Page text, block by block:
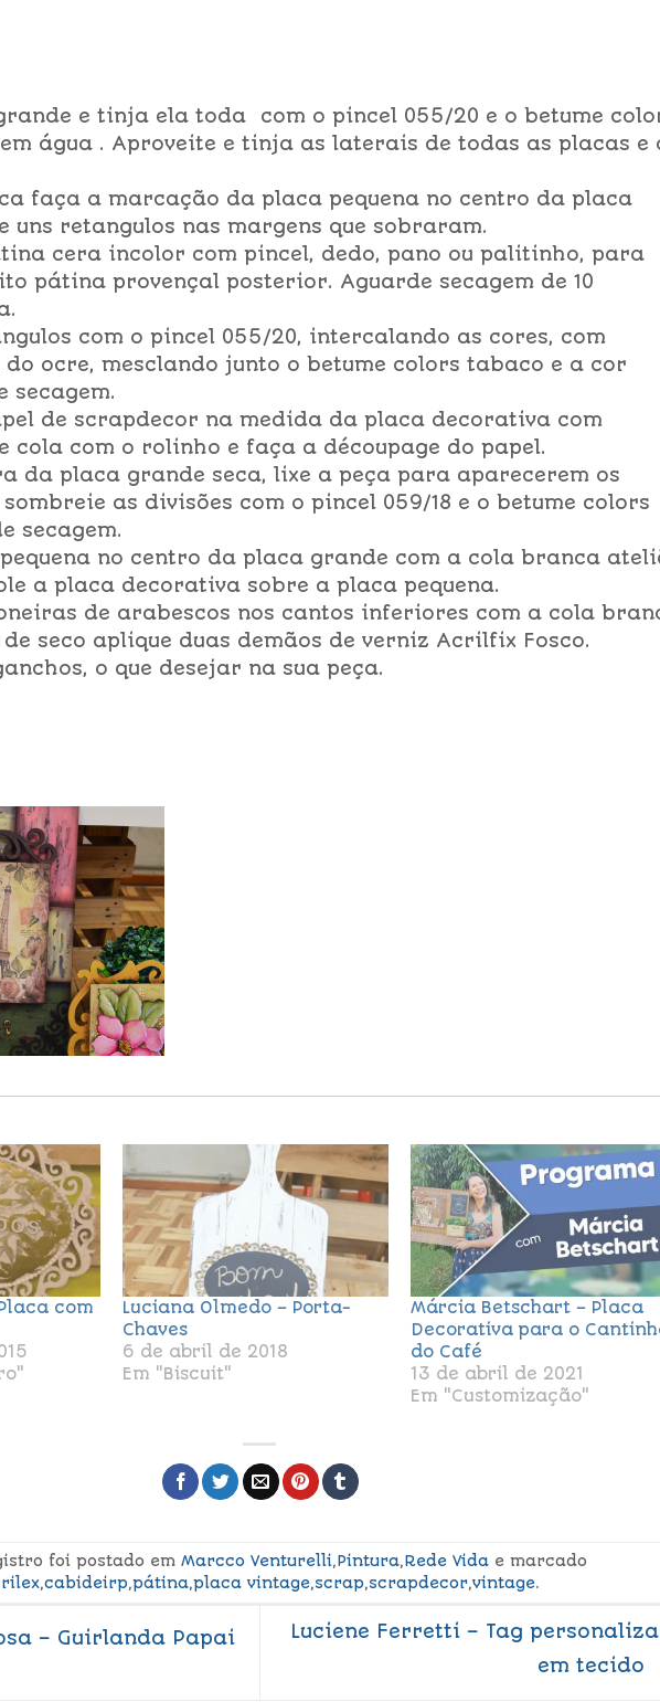
e tinja ela toda com o pincel 055/20 e o betume
água . Aproveite e tinja as laterais de todas as placas e
faça a marcação da placa pequena no centro da placa
uns retangulos nas margens que sobraram.
cera incolor com pincel, dedo, pano ou palitinho, para
pátina provençal posterior. Aguarde secagem de 10
com o pincel 055/20, intercalando as cores, com
ocre, mesclando junto o betume colors tabaco e a cor
secagem.
de scrapdecor na medida da placa decorativa com
cola com o rolinho e faça a découpage do papel.
da placa grande seca, lixe a peça para aparecerem os
as divisões com o pincel 059/18 e o betume colors
secagem.
no centro da placa grande com a cola branca
a placa decorativa sobre a placa pequena.
de arabescos nos cantos inferiores com a cola
seco aplique duas demãos de verniz Acrilfix Fosco.
o que desejar na sua peça.
com
Luciana Olmedo – Porta-
Chaves
6 de abril de 2018
Em "Biscuit"
Márcia Betschart – Placa
Decorativa para o
do Café
13 de abril de 2021
Em "Customização"
foi postado emMarcco Venturelli,Pintura,Rede Vida e marcado
,cabideirp,pátina,placa vintage,scrap,scrapdecor,vintage.
– Guirlanda Papai
Luciene Ferretti – Tag
em tecido